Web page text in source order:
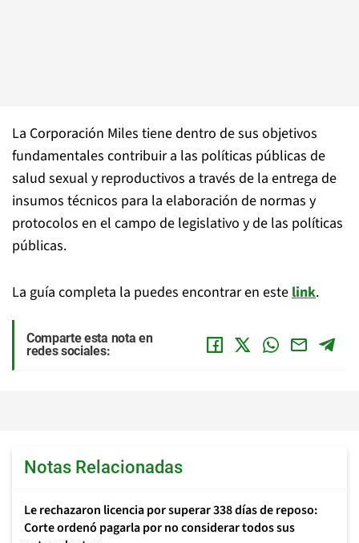
La Corporación Miles tiene dentro de sus objetivos
fundamentales contribuir a las políticas públicas de
salud sexual y reproductivos a través de la entrega de
insumos técnicos para la elaboración de normas y
protocolos en el campo de legislativo y de las políticas
públicas.
La guía completa la puedes encontrar en estelink.
Comparte esta nota en
redes sociales:
Notas Relacionadas
Le rechazaron licencia por superar 338 días de reposo:
Corte ordenó pagarla por no considerar todos sus